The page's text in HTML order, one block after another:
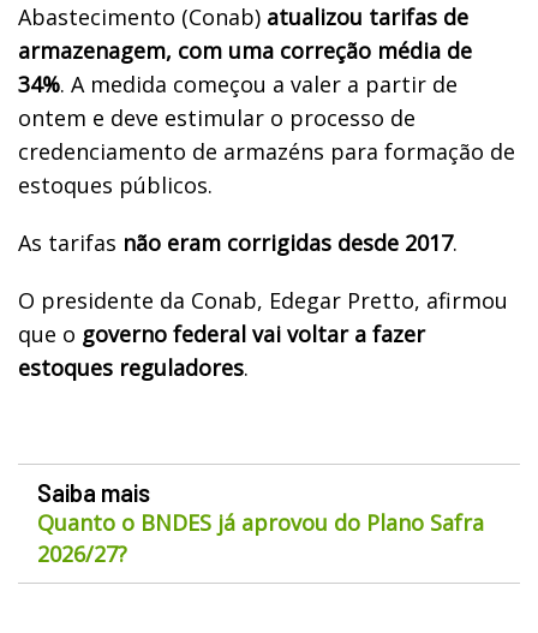
Abastecimento (Conab) atualizou tarifas de
armazenagem, com uma correção média de
34%. A medida começou a valer a partir de
ontem e deve estimular o processo de
credenciamento de armazéns para formação de
estoques públicos.
As tarifas não eram corrigidas desde 2017.
O presidente da Conab, Edegar Pretto, afirmou
que o governo federal vai voltar a fazer
estoques reguladores.
Saiba mais
Quanto o BNDES já aprovou do Plano Safra
2026/27?